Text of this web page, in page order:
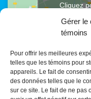
Gérer le
témoins
Pour offrir les meilleures
telles que les témoins pour
appareils. Le fait de
des données telles que le
sur ce site. Le fait de ne pas
Cliquez